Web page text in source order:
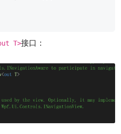
T>接口：